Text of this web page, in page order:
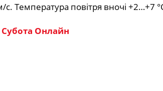
Температура повітря вночі +2…+7
Субота Онлайн